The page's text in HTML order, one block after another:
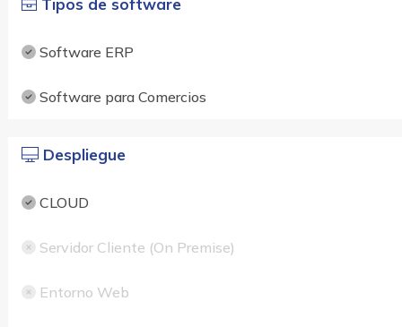
Tipos de software
Software ERP
Software para Comercios
Despliegue
CLOUD
Servidor Cliente (On Premise)
Entorno Web